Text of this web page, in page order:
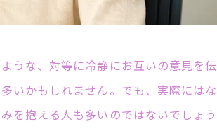
うな、対等に冷静にお互いの意見を伝
いかもしれません。でも、実際にはな
を抱える人も多いのではないでしょう